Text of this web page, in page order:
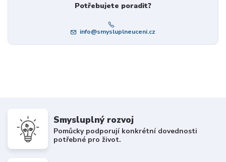
Potřebujete poradit?
info@smysluplneuceni.cz
Smysluplný rozvoj
Pomůcky podporují konkrétní dovednosti
potřebné pro život.